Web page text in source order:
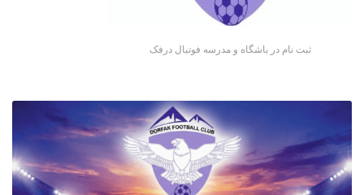
ثبت نام در باشگاه و مدرسه فوتبال درفک